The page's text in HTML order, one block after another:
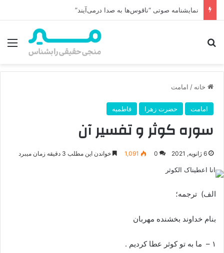
خانه / امامت
امامت حضرت زهرا فاطمیه
سوره کوثر و تفسیر آن
6 ژانویه, 2021 0
1,091 خواندن این مطلب 3 دقیقه زمان میبرد
الف) ترجمه؛
بنام خداوند بخشنده مهربان
۱ – ما به تو كوثر عطا كرديم .